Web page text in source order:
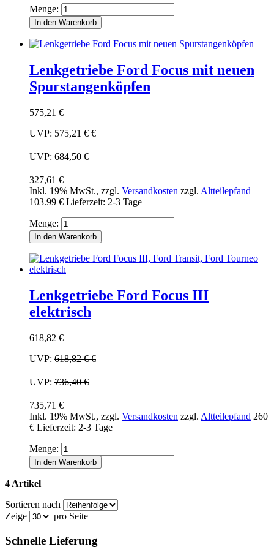
Menge:
In den Warenkorb
Lenkgetriebe Ford Focus mit neuen
Spurstangenköpfen
575,21 €
UVP: 575,21 €€
UVP: 684,50 €
327,61 €
Inkl. 19% MwSt., zzgl. Versandkosten zzgl. Altteilepfand
103.99 € Lieferzeit: 2-3 Tage
Menge:
In den Warenkorb
Lenkgetriebe Ford Focus III
elektrisch
618,82 €
UVP: 618,82 €€
UVP: 736,40 €
735,71 €
Inkl. 19% MwSt., zzgl. Versandkosten zzgl. Altteilepfand 260
€ Lieferzeit: 2-3 Tage
Menge:
In den Warenkorb
4 Artikel
Sortieren nach
Zeige
pro Seite
Schnelle Lieferung